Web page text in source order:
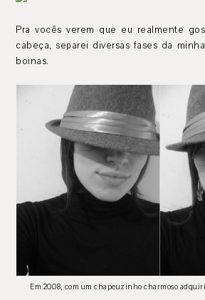
Pra vocês verem que eu realmente
cabeça, separei diversas fases da
boinas.
Em 2008, com um chapeuzinho charmoso